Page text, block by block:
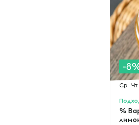
-
Ср Чт
%